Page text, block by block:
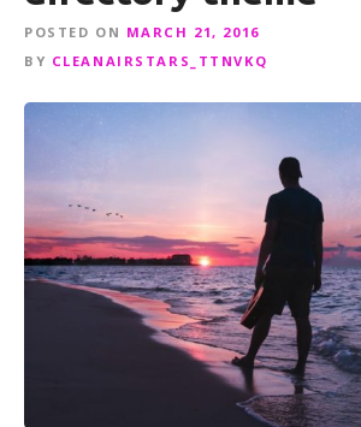
t
a
i
POSTED ON MARCH 21, 2016
BY CLEANAIRSTARS_TTNVKQ